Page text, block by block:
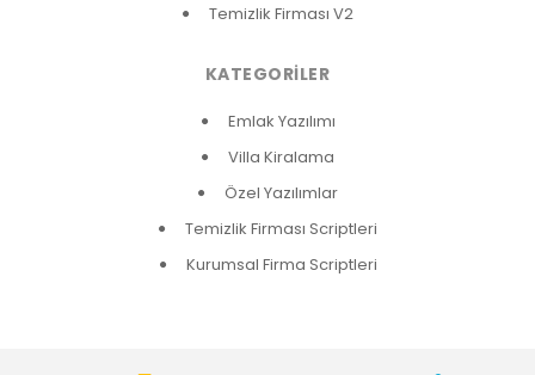
Temizlik Firması V2
KATEGORILER
Emlak Yazılımı
Villa Kiralama
Özel Yazılımlar
Temizlik Firması Scriptleri
Kurumsal Firma Scriptleri